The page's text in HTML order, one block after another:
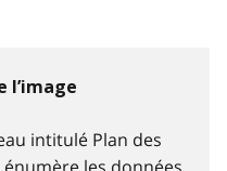
l’image
intitulé Plan des